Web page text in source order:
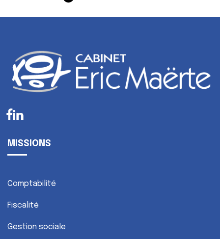
MISSIONS
Comptabilité
Fiscalité
Gestion sociale